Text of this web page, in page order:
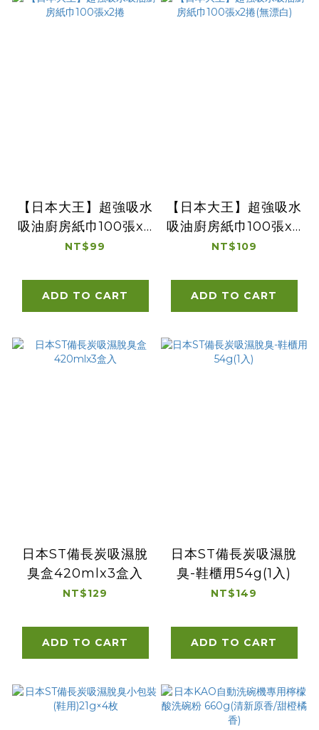
【日本大王】超強吸水
吸油廚房紙巾100張x2
捲
NT$99
ADD TO CART
【日本大王】超強吸水
吸油廚房紙巾100張x2
捲(無漂白)
NT$109
ADD TO CART
日本ST備長炭吸濕脫
臭盒420mlx3盒入
NT$129
ADD TO CART
日本ST備長炭吸濕脫
臭-鞋櫃用54g(1入)
NT$149
ADD TO CART